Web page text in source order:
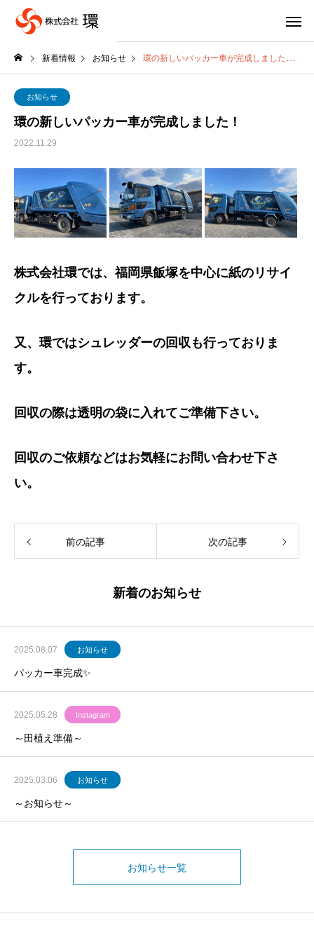
新着情報 お知らせ 環の新しいパッカー車が完成しました！
お知らせ
環の新しいパッカー車が完成しました！
2022.11.29
株式会社環では、福岡県飯塚を中心に紙のリサイ
クルを行っております。
又、環ではシュレッダーの回収も行っておりま
す。
回収の際は透明の袋に入れてご準備下さい。
回収のご依頼などはお気軽にお問い合わせ下さ
い。
前の記事 次の記事
新着のお知らせ
2025.08.07 お知らせ
パッカー車完成✨
2025.05.28 Instagram
～田植え準備～
2025.03.06 お知らせ
～お知らせ～
お知らせ一覧